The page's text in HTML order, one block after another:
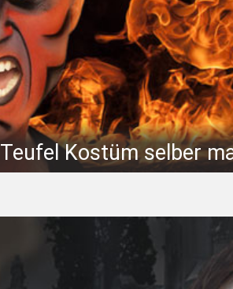
Teufel Kostüm selber